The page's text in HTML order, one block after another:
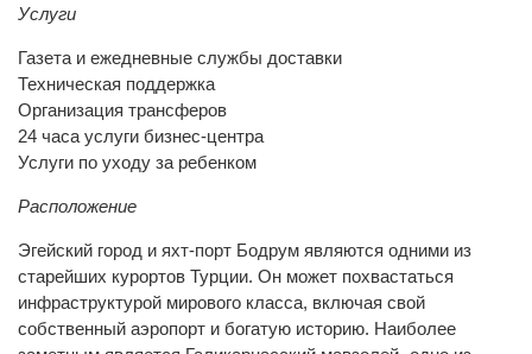
Услуги
Газета и ежедневные службы доставки
Техническая поддержка
Организация трансферов
24 часа услуги бизнес-центра
Услуги по уходу за ребенком
Расположение
Эгейский город и яхт-порт Бодрум являются одними из
старейших курортов Турции. Он может похвастаться
инфраструктурой мирового класса, включая свой
собственный аэропорт и богатую историю. Наиболее